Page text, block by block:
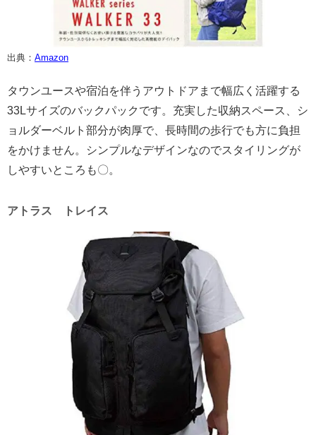
出典： Amazon
タウンユースや宿泊を伴うアウトドアまで幅広く活躍する
33Lサイズのバックパックです。充実した収納スペース、シ
ョルダーベルト部分が肉厚で、長時間の歩行でも方に負担
をかけません。シンプルなデザインなのでスタイリングが
しやすいところも〇。
アトラス トレイス